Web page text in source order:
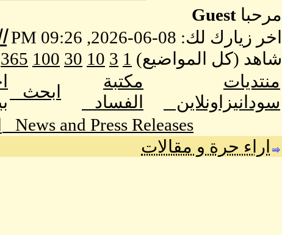
مرحبا Guest
اخر زيارك لك: 08-06-2026, 09:26 PM
شاهد (كل المواضيع) 1
3
10
30
100
365
منتديات
سودانيزاونلاين
مكتبة
الفساد
ابحث
News and Press Releases
اراء حرة و مقالات